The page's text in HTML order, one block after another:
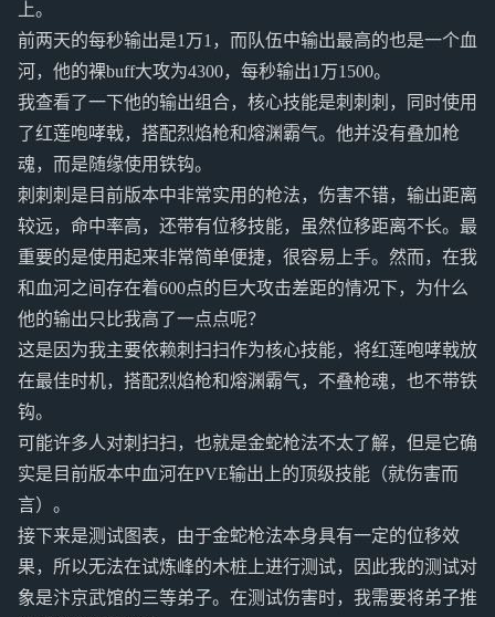
上。
前两天的每秒输出是1万1，而队伍中输出最高的也是一个血
河，他的裸buff大攻为4300，每秒输出1万1500。
我查看了一下他的输出组合，核心技能是刺刺刺，同时使用
了红莲咆哮戟，搭配烈焰枪和熔渊霸气。他并没有叠加枪
魂，而是随缘使用铁钩。
刺刺刺是目前版本中非常实用的枪法，伤害不错，输出距离
较远，命中率高，还带有位移技能，虽然位移距离不长。最
重要的是使用起来非常简单便捷，很容易上手。然而，在我
和血河之间存在着600点的巨大攻击差距的情况下，为什么
他的输出只比我高了一点点呢？
这是因为我主要依赖刺扫扫作为核心技能，将红莲咆哮戟放
在最佳时机，搭配烈焰枪和熔渊霸气，不叠枪魂，也不带铁
钩。
可能许多人对刺扫扫，也就是金蛇枪法不太了解，但是它确
实是目前版本中血河在PVE输出上的顶级技能（就伤害而
言）。
接下来是测试图表，由于金蛇枪法本身具有一定的位移效
果，所以无法在试炼峰的木桩上进行测试，因此我的测试对
象是汴京武馆的三等弟子。在测试伤害时，我需要将弟子推